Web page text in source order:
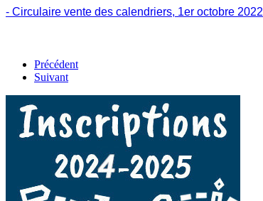
- Circulaire vente des calendriers, 1er octobre 2022
Précédent
Suivant